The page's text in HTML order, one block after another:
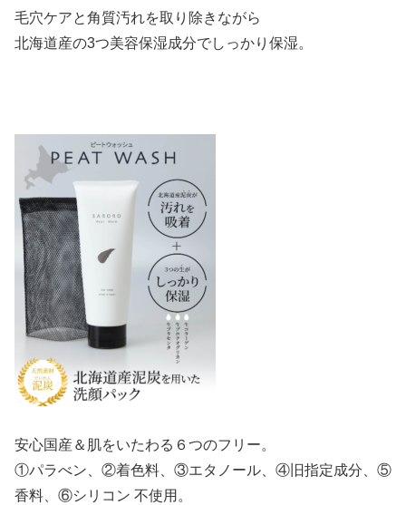
毛穴ケアと角質汚れを取り除きながら
北海道産の3つ美容保湿成分でしっかり保湿。
安心国産＆肌をいたわる６つのフリー。
①パラべン、②着色料、③エタノール、④旧指定成分、⑤
香料、⑥シリコン 不使用。